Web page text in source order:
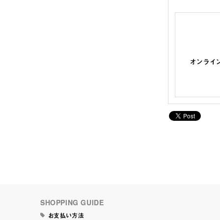
SHOPPING GUIDE
お支払い方法